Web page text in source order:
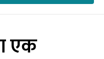
एक